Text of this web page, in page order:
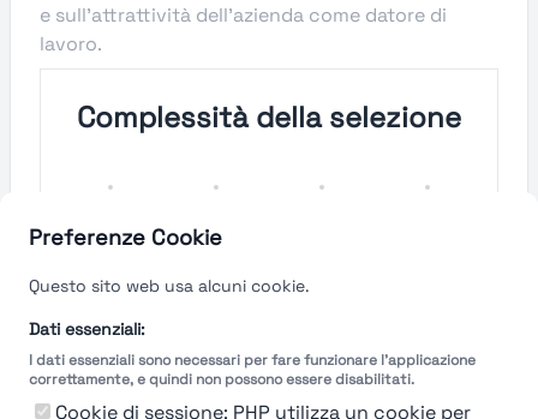
Preferenze Cookie
Questo sito web usa alcuni cookie.
Dati essenziali:
I dati essenziali sono necessari per fare funzionare l'applicazione
correttamente, e quindi non possono essere disabilitati.
Cookie di sessione: PHP utilizza un cookie per
e sull'attrattività dell'azienda come datore di
lavoro.
Complessità della selezione
Velocità del processo di
Molto
Breve Lungo
Molto